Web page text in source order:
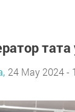
тата
24 May 2024 -